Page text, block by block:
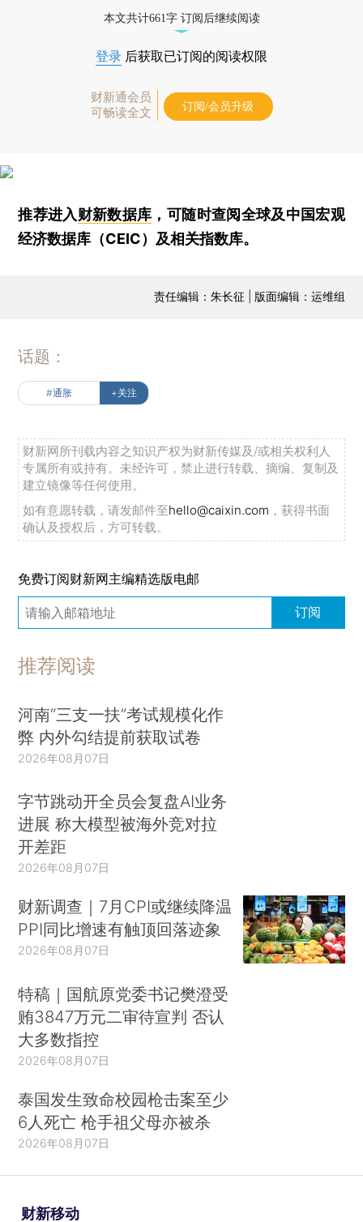
本文共计661字 订阅后继续阅读
登录 后获取已订阅的阅读权限
财新通会员
可畅读全文
订阅/会员升级
推荐进入财新数据库 ，可随时查阅全球及中国宏观
经济数据库（CEIC）及相关指数库。
责任编辑：朱长征 | 版面编辑：运维组
话题：
#通胀 +关注
财新网所刊载内容之知识产权为财新传媒及/或相关权利人
专属所有或持有。未经许可，禁止进行转载、摘编、复制及
建立镜像等任何使用。
如有意愿转载，请发邮件至hello@caixin.com ，获得书面
确认及授权后，方可转载。
免费订阅财新网主编精选版电邮
订阅
推荐阅读
河南“三支一扶”考试规模化作
弊 内外勾结提前获取试卷
2026年08月07日
字节跳动开全员会复盘AI业务
进展 称大模型被海外竞对拉
开差距
2026年08月07日
财新调查｜7月CPI或继续降温
PPI同比增速有触顶回落迹象
2026年08月07日
特稿｜国航原党委书记樊澄受
贿3847万元二审待宣判 否认
大多数指控
2026年08月07日
泰国发生致命校园枪击案至少
6人死亡 枪手祖父母亦被杀
2026年08月07日
财新移动